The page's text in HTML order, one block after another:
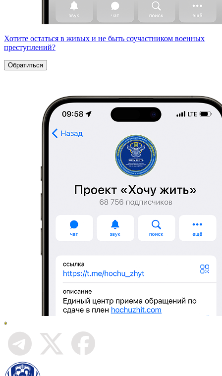
Хотите остаться в живых и не быть соучастником военных
преступлений?
Обратиться